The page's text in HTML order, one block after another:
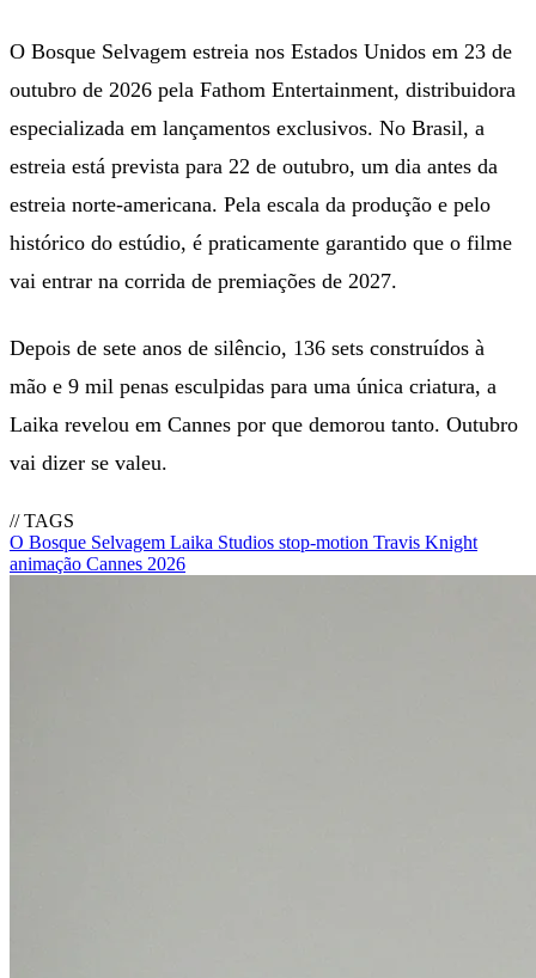
O Bosque Selvagem estreia nos Estados Unidos em 23 de
outubro de 2026 pela Fathom Entertainment, distribuidora
especializada em lançamentos exclusivos. No Brasil, a
estreia está prevista para 22 de outubro, um dia antes da
estreia norte-americana. Pela escala da produção e pelo
histórico do estúdio, é praticamente garantido que o filme
vai entrar na corrida de premiações de 2027.
Depois de sete anos de silêncio, 136 sets construídos à
mão e 9 mil penas esculpidas para uma única criatura, a
Laika revelou em Cannes por que demorou tanto. Outubro
vai dizer se valeu.
// TAGS
O Bosque Selvagem Laika Studios stop-motion Travis Knight
animação Cannes 2026